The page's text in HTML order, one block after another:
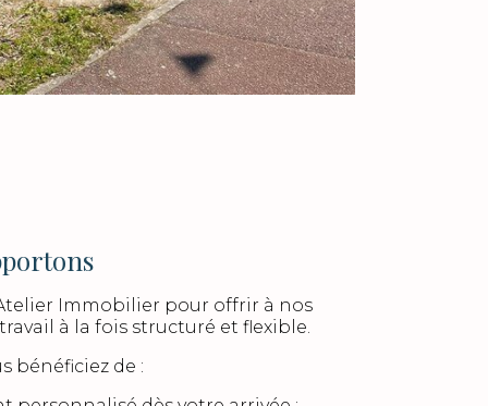
Immobilier pour offrir à nos
à la fois structuré et flexible.
bénéficiez de :